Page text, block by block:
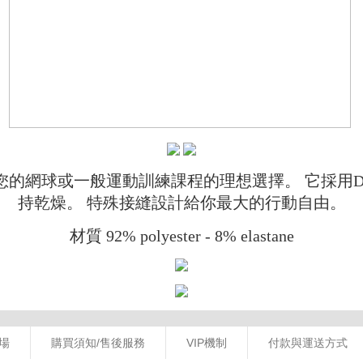
購買須知/售後服務 VIP機制 付款與運送方式